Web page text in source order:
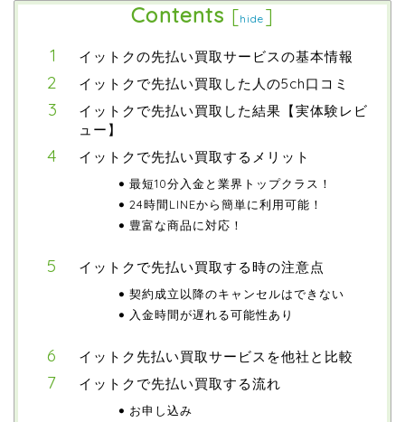
Contents [hide ]
イットクの先払い買取サービスの基本情報
イットクで先払い買取した人の5ch口コミ
イットクで先払い買取した結果【実体験レビ
ュー】
イットクで先払い買取するメリット
最短10分入金と業界トップクラス！
24時間LINEから簡単に利用可能！
豊富な商品に対応！
イットクで先払い買取する時の注意点
契約成立以降のキャンセルはできない
入金時間が遅れる可能性あり
イットク先払い買取サービスを他社と比較
イットクで先払い買取する流れ
お申し込み